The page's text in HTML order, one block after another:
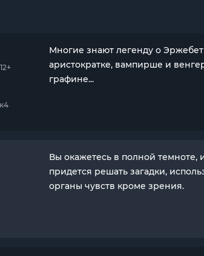
Многие знают легенду о
аристократке, вампирше и
графине...
Вы окажетесь в полной темноте,
придется решать загадки,
органы чувств кроме зрения.